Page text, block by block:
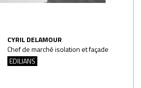
CYRIL DELAMOUR
Chef de marché isolation et façade
EDILIANS